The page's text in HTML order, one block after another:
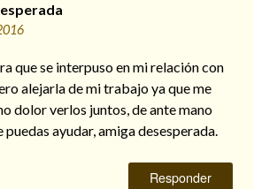
que se interpuso en mi relación con
alejarla de mi trabajo ya que me
dolor verlos juntos, de ante mano
puedas ayudar, amiga desesperada.
Responder